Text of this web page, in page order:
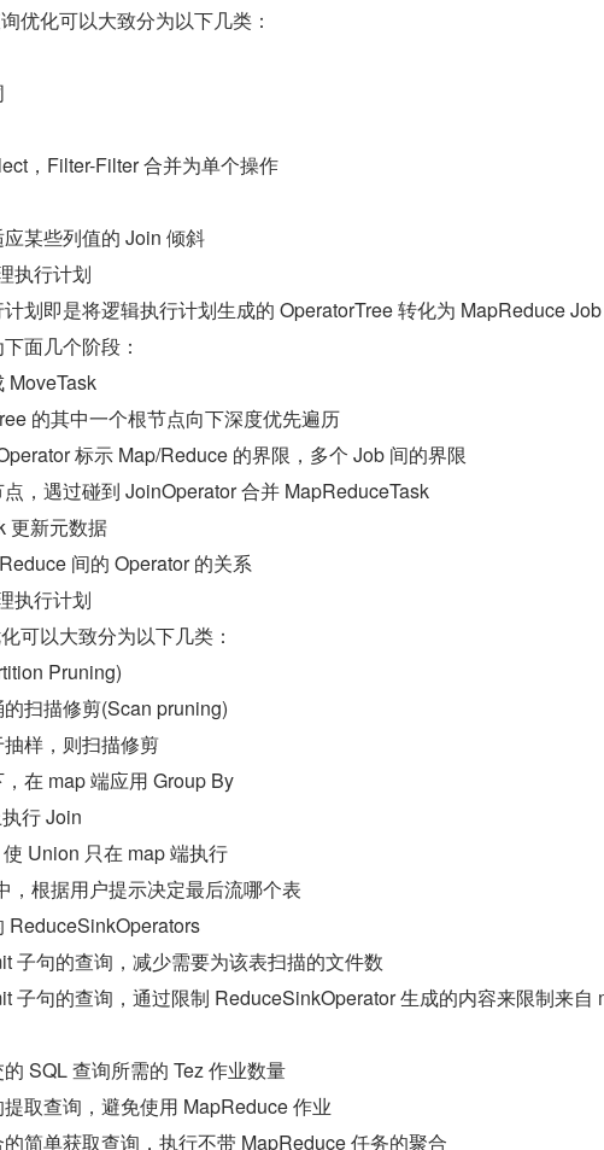
优化可以大致分为以下几类：
，Filter-Filter 合并为单个操作
某些列值的 Join 倾斜
执行计划
划即是将逻辑执行计划生成的 OperatorTree 转化为 MapReduce
面几个阶段：
MoveTask
的其中一个根节点向下深度优先遍历
标示 Map/Reduce 的界限，多个 Job 间的界限
，遇过碰到 JoinOperator 合并 MapReduceTask
更新元数据
间的 Operator 的关系
执行计划
可以大致分为以下几类：
Pruning)
扫描修剪(Scan pruning)
样，则扫描修剪
在 map 端应用 Group By
行 Join
Union 只在 map 端执行
，根据用户提示决定最后流哪个表
ReduceSinkOperators
子句的查询，减少需要为该表扫描的文件数
子句的查询，通过限制 ReduceSinkOperator 生成的内容来限制来自
SQL 查询所需的 Tez 作业数量
取查询，避免使用 MapReduce 作业
简单获取查询，执行不带 MapReduce 任务的聚合